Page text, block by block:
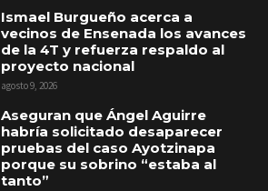
Ismael Burgueño acerca a
vecinos de Ensenada los avances
de la 4T y refuerza respaldo al
proyecto nacional
agosto 9, 2026
Aseguran que Ángel Aguirre
habría solicitado desaparecer
pruebas del caso Ayotzinapa
porque su sobrino “estaba al
tanto”